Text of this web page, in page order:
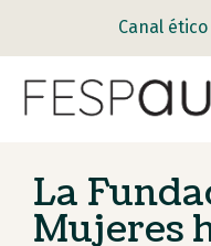
Canal ético
La
Mujeres